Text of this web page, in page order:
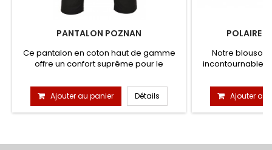
PANTALON POZNAN
Ce pantalon en coton haut de gamme
offre un confort suprême pour le
Ajouter au panier Détails
POLAIRE
Notre blouson
incontournable
Ajouter au